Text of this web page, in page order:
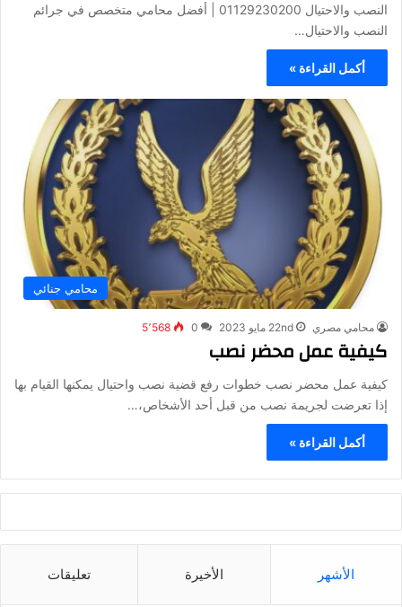
النصب والاحتيال 01129230200 | أفضل محامي متخصص في جرائم
النصب والاحتيال…
أكمل القراءة »
محامي جنائي
محامي مصري 22nd مايو 2023 0 5٬568
كيفية عمل محضر نصب
كيفية عمل محضر نصب خطوات رفع قضية نصب واحتيال يمكنها القيام بها
إذا تعرضت لجريمة نصب من قبل أحد الأشخاص،…
أكمل القراءة »
الأشهر الأخيرة تعليقات